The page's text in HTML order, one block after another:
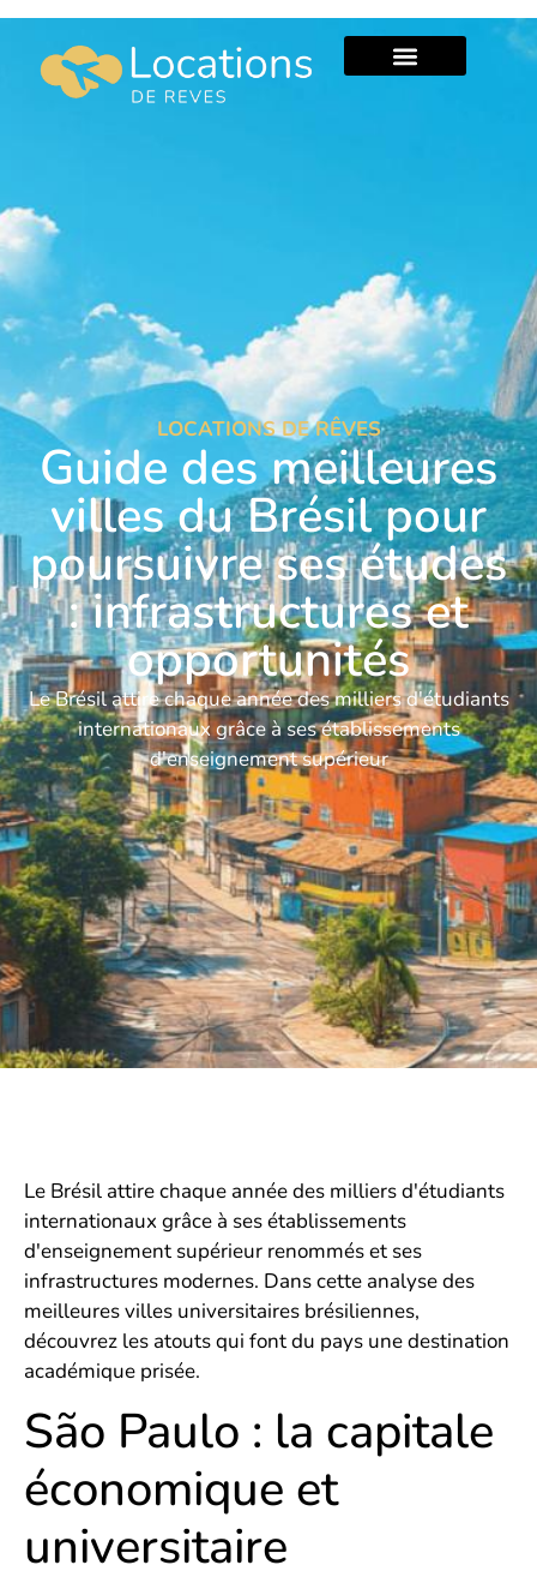
LOCATIONS DE RÊVES
Guide des meilleures
villes du Brésil pour
poursuivre ses études
: infrastructures et
opportunités
Le Brésil attire chaque année des milliers d'étudiants
internationaux grâce à ses établissements
d'enseignement supérieur
Le Brésil attire chaque année des milliers d'étudiants
internationaux grâce à ses établissements
d'enseignement supérieur renommés et ses
infrastructures modernes. Dans cette analyse des
meilleures villes universitaires brésiliennes,
découvrez les atouts qui font du pays une destination
académique prisée.
São Paulo : la capitale
économique et
universitaire